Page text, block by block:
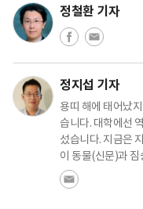
정철환 기자
정지섭 기자
용띠 해에 태어났
습니다. 대학에선
섰습니다. 지금은
이 동물(신문)과